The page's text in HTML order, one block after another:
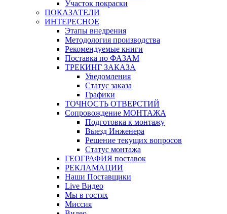
Участок покраски
ПОКАЗАТЕЛИ
ИНТЕРЕСНОЕ
Этапы внедрения
Методология производства
Рекомендуемые книги
Поставка по ФАЗАМ
ТРЕКИНГ ЗАКАЗА
Уведомления
Статус заказа
Графики
ТОЧНОСТЬ ОТВЕРСТИЙ
Сопровождение МОНТАЖА
Подготовка к монтажу
Выезд Инженера
Решение текущих вопросов
Статус монтажа
ГЕОГРАФИЯ поставок
РЕКЛАМАЦИИ
Наши Поставщики
Live Видео
Мы в гостях
Миссия